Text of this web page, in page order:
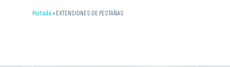
Portada »EXTENSIONES DE PESTAÑAS